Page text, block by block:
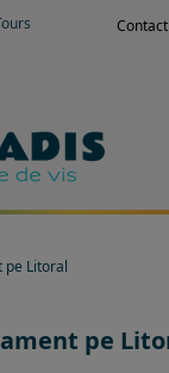
Contact
pe Litoral
pe